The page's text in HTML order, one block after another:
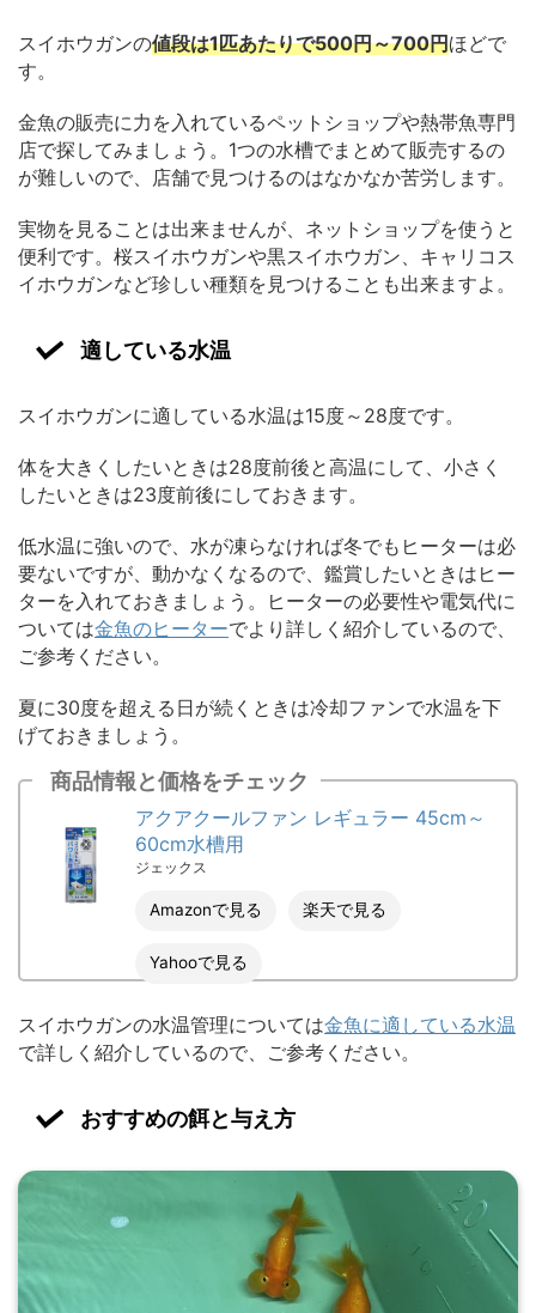
スイホウガンの値段は1匹あたりで500円～700円ほどで
す。
金魚の販売に力を入れているペットショップや熱帯魚専門
店で探してみましょう。1つの水槽でまとめて販売するの
が難しいので、店舗で見つけるのはなかなか苦労します。
実物を見ることは出来ませんが、ネットショップを使うと
便利です。桜スイホウガンや黒スイホウガン、キャリコス
イホウガンなど珍しい種類を見つけることも出来ますよ。
適している水温
スイホウガンに適している水温は15度～28度です。
体を大きくしたいときは28度前後と高温にして、小さく
したいときは23度前後にしておきます。
低水温に強いので、水が凍らなければ冬でもヒーターは必
要ないですが、動かなくなるので、鑑賞したいときはヒー
ターを入れておきましょう。ヒーターの必要性や電気代に
ついては金魚のヒーターでより詳しく紹介しているので、
ご参考ください。
夏に30度を超える日が続くときは冷却ファンで水温を下
げておきましょう。
商品情報と価格をチェック
アクアクールファン レギュラー 45cm～
60cm水槽用
ジェックス
Amazonで見る 楽天で見る
Yahooで見る
スイホウガンの水温管理については金魚に適している水温
で詳しく紹介しているので、ご参考ください。
おすすめの餌と与え方